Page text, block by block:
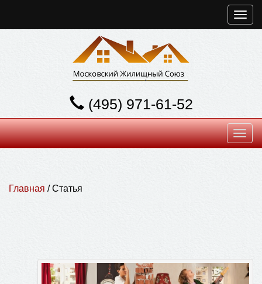
(495) 971-61-52
Главная / Статья